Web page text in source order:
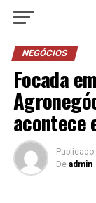
NEGÓCIOS
Focada
acontece
Publicado
De admin